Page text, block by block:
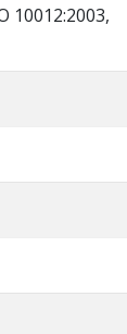
10012:2003,